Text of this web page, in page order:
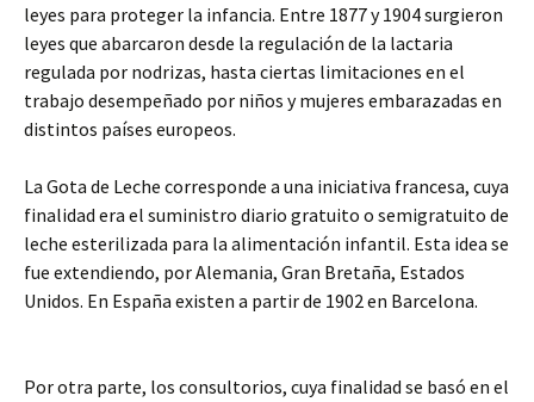
leyes para proteger la infancia. Entre 1877 y 1904 surgieron
leyes que abarcaron desde la regulación de la lactaria
regulada por nodrizas, hasta ciertas limitaciones en el
trabajo desempeñado por niños y mujeres embarazadas en
distintos países europeos.
La Gota de Leche corresponde a una iniciativa francesa, cuya
finalidad era el suministro diario gratuito o semigratuito de
leche esterilizada para la alimentación infantil. Esta idea se
fue extendiendo, por Alemania, Gran Bretaña, Estados
Unidos. En España existen a partir de 1902 en Barcelona.
Por otra parte, los consultorios, cuya finalidad se basó en el